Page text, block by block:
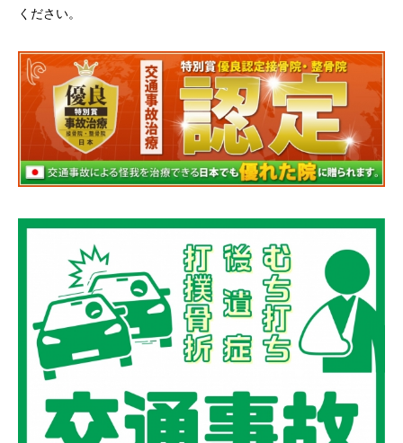
ください。